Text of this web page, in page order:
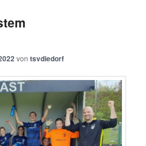
vontsvdiedorf